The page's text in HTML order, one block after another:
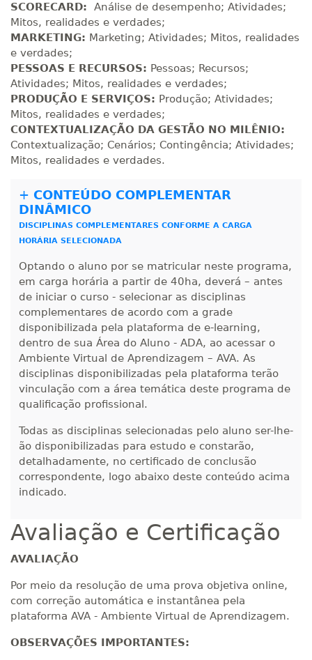
360 H 120
R$ 1.784,48
380 H 48 dias 150 dias
R$ 1.883,61
400 H 50 dias 150
R$ 1.982,74
420 H 53dias
R$ 2.082,12
440 H 55 dias 150dias
Matricular
SCORECARD: Análise de desempenho; Atividades;
Mitos, realidades e verdades;
MARKETING: Marketing; Atividades; Mitos, realidades
e verdades;
PESSOAS E RECURSOS: Pessoas; Recursos;
Atividades; Mitos, realidades e verdades;
PRODUÇÃO E SERVIÇOS: Produção; Atividades;
Mitos, realidades e verdades;
CONTEXTUALIZAÇÃO DA GESTÃO NO MILÊNIO:
Contextualização; Cenários; Contingência; Atividades;
Mitos, realidades e verdades.
+ CONTEÚDO COMPLEMENTAR
DINÂMICO
DISCIPLINAS COMPLEMENTARES CONFORME A CARGA
HORÁRIA SELECIONADA
Optando o aluno por se matricular neste programa,
em carga horária a partir de 40ha, deverá – antes
de iniciar o curso - selecionar as disciplinas
complementares de acordo com a grade
disponibilizada pela plataforma de e-learning,
dentro de sua Área do Aluno - ADA, ao acessar o
Ambiente Virtual de Aprendizagem – AVA. As
disciplinas disponibilizadas pela plataforma terão
vinculação com a área temática deste programa de
qualificação profissional.
Todas as disciplinas selecionadas pelo aluno ser-lhe-
ão disponibilizadas para estudo e constarão,
detalhadamente, no certificado de conclusão
correspondente, logo abaixo deste conteúdo acima
indicado.
Avaliação e Certificação
AVALIAÇÃO
Por meio da resolução de uma prova objetiva online,
com correção automática e instantânea pela
plataforma AVA - Ambiente Virtual de Aprendizagem.
OBSERVAÇÕES IMPORTANTES: